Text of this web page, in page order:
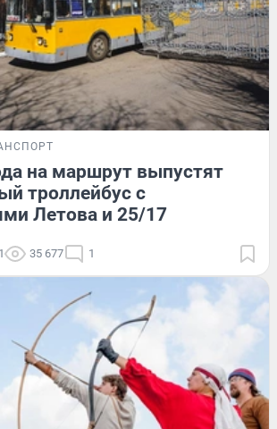
на маршрут выпустят
троллейбус с
Летова и 25/17
35 677 1